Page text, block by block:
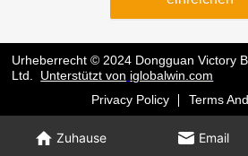
Zuhause Email
Urheberrecht © 2024 Dongguan Victory
Ltd.
Unterstützt von iglobalwin.com
Privacy Policy
Terms